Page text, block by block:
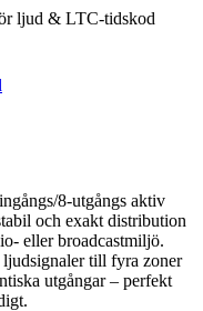
ljud & LTC-tidskod
8-utgångs aktiv
och exakt distribution
eller broadcastmiljö.
ljudsignaler till fyra zoner
utgångar – perfekt